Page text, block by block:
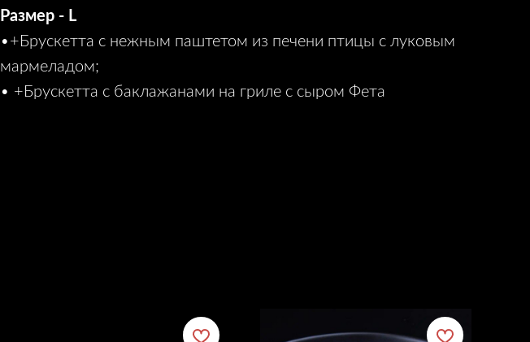
Размер - L
•+Брускетта с нежным паштетом из печени птицы с луковым
мармеладом;
• +Брускетта с баклажанами на гриле с сыром Фета